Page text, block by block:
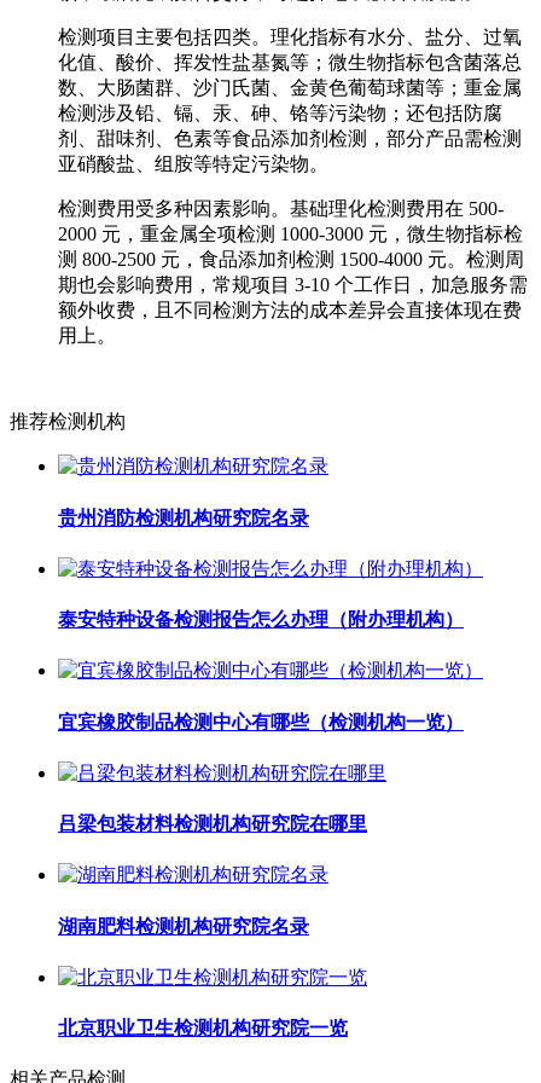
检测项目主要包括四类。理化指标有水分、盐分、过氧
化值、酸价、挥发性盐基氮等；微生物指标包含菌落总
数、大肠菌群、沙门氏菌、金黄色葡萄球菌等；重金属
检测涉及铅、镉、汞、砷、铬等污染物；还包括防腐
剂、甜味剂、色素等食品添加剂检测，部分产品需检测
亚硝酸盐、组胺等特定污染物。
检测费用受多种因素影响。基础理化检测费用在 500-
2000 元，重金属全项检测 1000-3000 元，微生物指标检
测 800-2500 元，食品添加剂检测 1500-4000 元。检测周
期也会影响费用，常规项目 3-10 个工作日，加急服务需
额外收费，且不同检测方法的成本差异会直接体现在费
用上。
推荐检测机构
贵州消防检测机构研究院名录
泰安特种设备检测报告怎么办理（附办理机构）
宜宾橡胶制品检测中心有哪些（检测机构一览）
吕梁包装材料检测机构研究院在哪里
湖南肥料检测机构研究院名录
北京职业卫生检测机构研究院一览